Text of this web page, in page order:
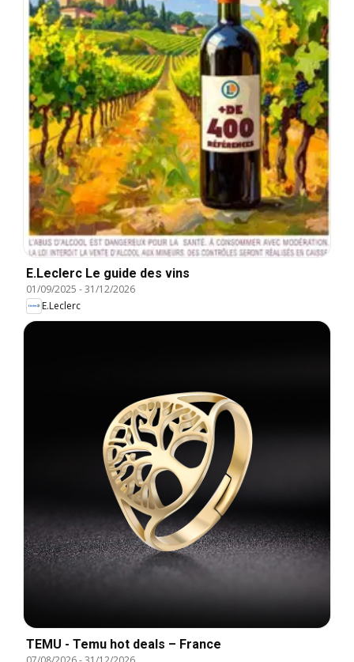
E.Leclerc Le guide des vins
01/09/2025 -31/12/2026
E.Leclerc
TEMU - Temu hot deals – France